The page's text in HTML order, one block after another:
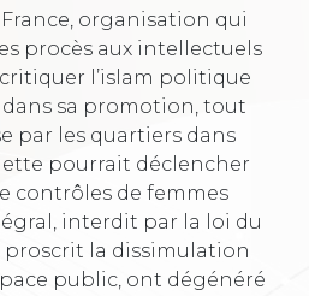
organisation qui
procès aux intellectuels
l’islam politique
sa promotion, tout
par les quartiers dans
pourrait déclencher
contrôles de femmes
interdit par la loi du
proscrit la dissimulation
public, ont dégénéré